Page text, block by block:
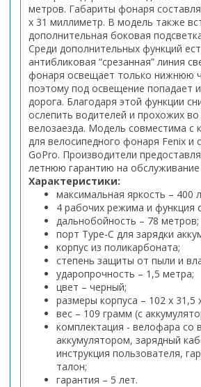
метров. Габариты фонаря
x 31 миллиметр. В модель также
дополнительная боковая
Среди дополнительных функций
антибликовая “срезанная” линия
фонаря освещает только нижнюю
поэтому под освещение попадает
дорога. Благодаря этой функции
ослепить водителей и прохожих
велозаезда. Модель совместима с
для велосипедного фонаря Fenix и
GoPro. Производители
летнюю гарантию на обслуживание
Характеристики:
максимальная яркость – 400
4 рабочих режима и функция
дальнобойность – 78 метров;
порт Type-C для зарядки
корпус из поликарбоната;
степень защиты от пыли и
ударопрочность – 1,5 метра;
цвет – черный;
размеры корпуса – 102 x 31,5
вес – 109 грамм (с
комплектация - велофара со
аккумулятором, зарядный
инструкция пользователя,
талон;
гарантия – 5 лет.